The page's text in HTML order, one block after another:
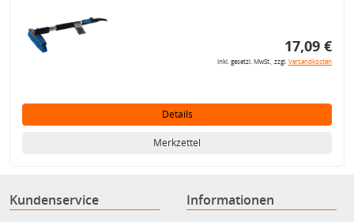
17,09 €
inkl. gesetzl. MwSt., zzgl.Versandkosten
Details
Merkzettel
Kundenservice Informationen